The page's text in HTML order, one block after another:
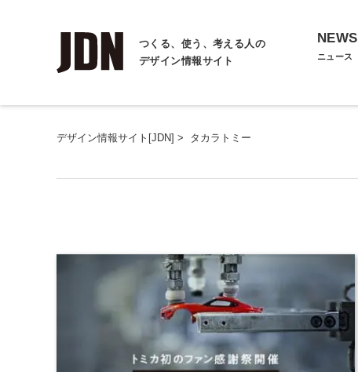
つくる、使う、考える人の
デザイン情報サイト
NEWS
ニュース
デザイン情報サイト[JDN] > タカラトミー